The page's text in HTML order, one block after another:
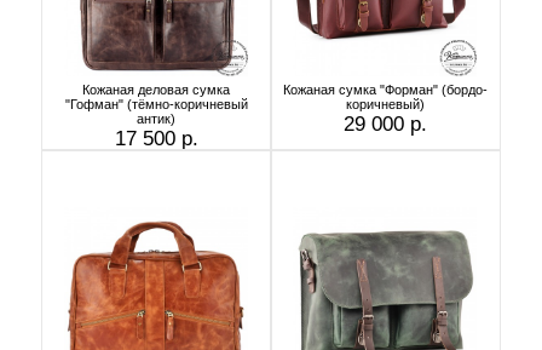
Кожаная деловая сумка
"Гофман" (тёмно-коричневый
антик)
17 500 р.
Кожаная сумка "Форман" (бордо-
коричневый)
29 000 р.